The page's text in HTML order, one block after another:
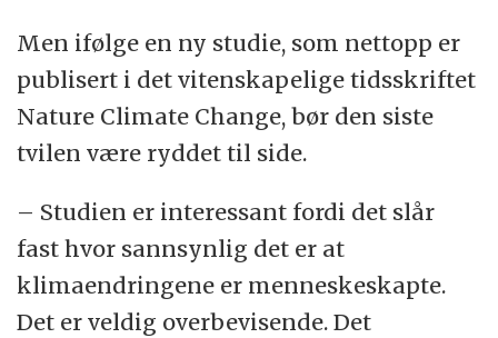
Men ifølge en ny studie, som nettopp er
publisert i det vitenskapelige tidsskriftet
Nature Climate Change, bør den siste
tvilen være ryddet til side.
– Studien er interessant fordi det slår
fast hvor sannsynlig det er at
klimaendringene er menneskeskapte.
Det er veldig overbevisende. Det